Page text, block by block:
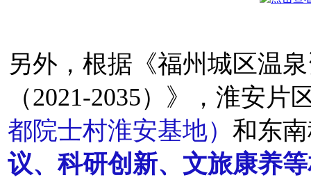
另外，根据《福州城区温
（2021-2035）》，淮安片
都院士村淮安基地） 和东
议、科研创新、文旅康养